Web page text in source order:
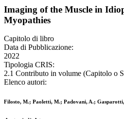
Imaging of the Muscle in
Myopathies
Capitolo di libro
Data di Pubblicazione:
2022
Tipologia CRIS:
2.1 Contributo in volume (Capitolo o
Elenco autori:
Filosto, M.; Paoletti, M.; Padovani, A.;